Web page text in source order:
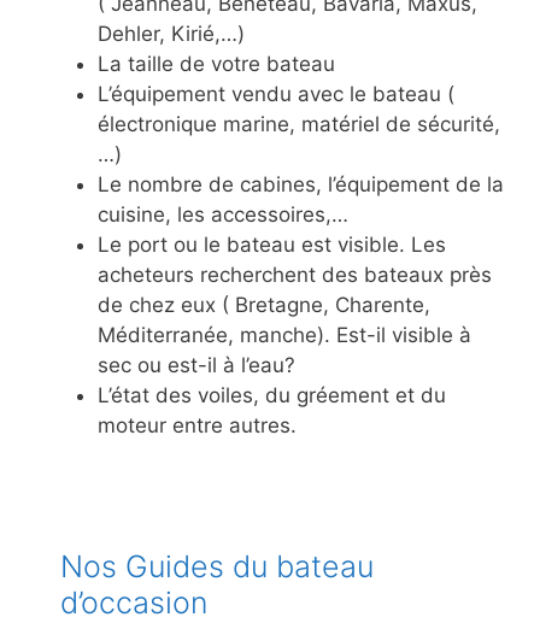
Dehler, Kirié,…)
La taille de votre bateau
L’équipement vendu avec le bateau (
électronique marine, matériel de sécurité,
…)
Le nombre de cabines, l’équipement de la
cuisine, les accessoires,…
Le port ou le bateau est visible. Les
acheteurs recherchent des bateaux près
de chez eux ( Bretagne, Charente,
Méditerranée, manche). Est-il visible à
sec ou est-il à l’eau?
L’état des voiles, du gréement et du
moteur entre autres.
Nos Guides du bateau
d’occasion